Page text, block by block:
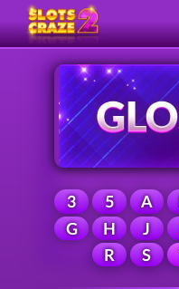
3 5 A
G
H J
R
S